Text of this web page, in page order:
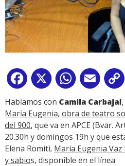
Facebook
X WhatsApp
Email
Hablamos con Camila Carbajal
María Eugenia, obra de teatro
del 900, que va en APCE (Bvar.
20.30h y domingos 19h y que
Elena Romiti, María Eugenia
y sabios, disponible en el línea